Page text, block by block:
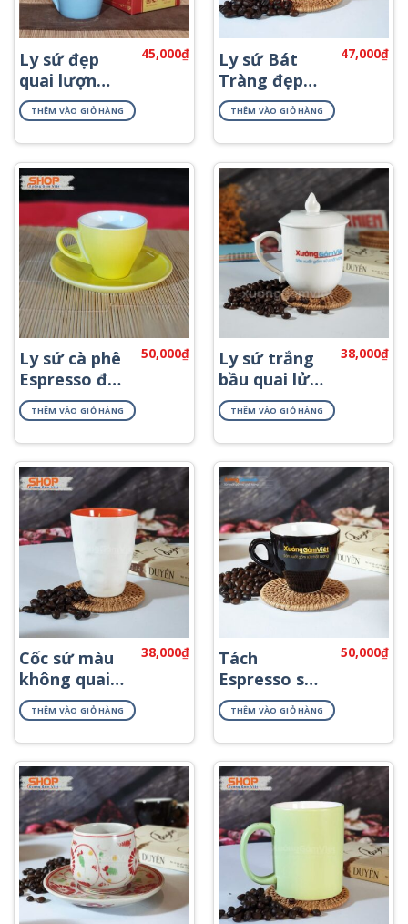
Ly sứ đẹp
quai lượn
độc đáo
CSM-M57.1
45,000₫
THÊM VÀO GIỎ HÀNG
Ly sứ Bát
Tràng đẹp
màu cam
CSM-M25.3
47,000₫
THÊM VÀO GIỎ HÀNG
Ly sứ cà phê
Espresso đẹp
CSM-M33.4
50,000₫
THÊM VÀO GIỎ HÀNG
Ly sứ trắng
bầu quai lửa
CST-M09
38,000₫
THÊM VÀO GIỎ HÀNG
Cốc sứ màu
không quai
đẹp CSM-
M26.2
38,000₫
THÊM VÀO GIỎ HÀNG
Tách
Espresso sứ
Bát Tràng
CSM-M33.2
50,000₫
THÊM VÀO GIỎ HÀNG